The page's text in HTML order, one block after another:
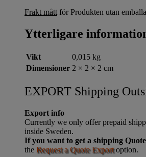
Frakt mått för Produkten utan
Ytterligare
Vikt
0,015 kg
Dimensioner 2 × 2 × 2 cm
EXPORT Shipping
Export info
Currently we only offer prepaid
inside Sweden.
If you want to get a shipping
the Request a Quote Exportoption.